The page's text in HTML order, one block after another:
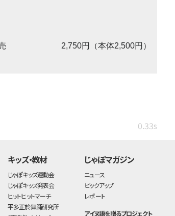
2,750円（本体2,500円）
0.33s
キッズ・教材
じゃぽキッズ運動会
じゃぽキッズ発表会
ヒットヒットマーチ
平多正於舞踊研究所
じゃぽマガジン
ニュース
ピックアップ
レポート
アイヌ語を贈るプロジェクト